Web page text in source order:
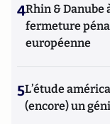
4Rhin & Danube
fermeture
européenne
5L’étude
(encore) un